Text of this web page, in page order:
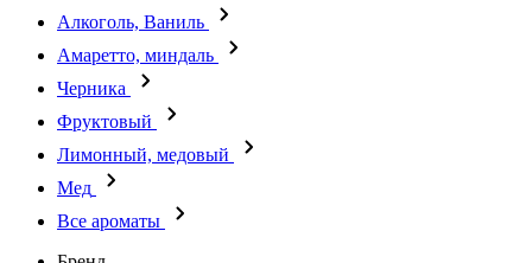
Алкоголь, Ваниль
Амаретто, миндаль
Черника
Фруктовый
Лимонный, медовый
Мед
Все ароматы